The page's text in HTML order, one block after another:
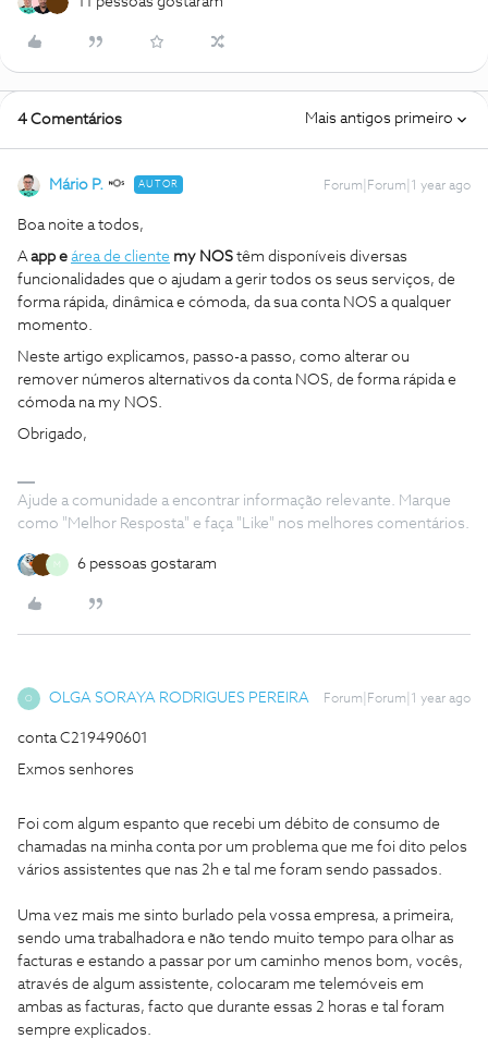
4 Comentários Mais antigos primeiro
Mário P. AUTOR Forum|Forum|1 year ago
Boa noite a todos,
Aapp e área de cliente my NOS têm disponíveis diversas
funcionalidades que o ajudam a gerir todos os seus serviços, de
forma rápida, dinâmica e cómoda, da sua conta NOS a qualquer
momento.
Neste artigo explicamos, passo-a passo, como alterar ou
remover números alternativos da conta NOS, de forma rápida e
cómoda na my NOS.
Obrigado,
Ajude a comunidade a encontrar informação relevante. Marque
como "Melhor Resposta" e faça "Like" nos melhores comentários.
M 6 pessoas gostaram
O OLGA SORAYA RODRIGUES PEREIRA Forum|Forum|1 year ago
conta C219490601
Exmos senhores
Foi com algum espanto que recebi um débito de consumo de
chamadas na minha conta por um problema que me foi dito pelos
vários assistentes que nas 2h e tal me foram sendo passados.
Uma vez mais me sinto burlado pela vossa empresa, a primeira,
sendo uma trabalhadora e não tendo muito tempo para olhar as
facturas e estando a passar por um caminho menos bom, vocês,
através de algum assistente, colocaram me telemóveis em
ambas as facturas, facto que durante essas 2 horas e tal foram
sempre explicados.